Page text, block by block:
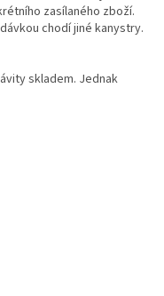
zasílaného zboží.
chodí jiné kanystry.
skladem. Jednak